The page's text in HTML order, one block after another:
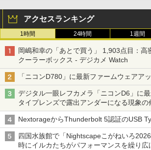
アクセスランキング
1時間 24時間 1週間
岡嶋和幸の「あとで買う」 1,903点目：高
クーラーボックス - デジカメ Watch
「ニコンD780」に最新ファームウェアア
デジタル一眼レフカメラ「ニコンD6」に
タイプレンズで露出アンダーになる現象の
NextorageからThunderbolt 5認証のUSB
四国水族館で「Nightscapeこがねいろ
時にイルカたちがパフォーマンスを繰り広